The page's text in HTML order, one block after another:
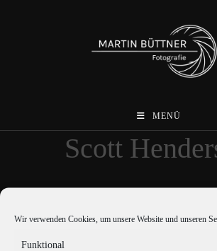
Wir verwenden Cookies, um unsere Website und unseren
Funktional
MENÜ
Scott